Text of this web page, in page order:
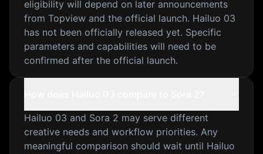
eligibility will depend on later announcements
from Topview and the official launch. Hailuo 03
has not been officially released yet. Specific
parameters and capabilities will need to be
confirmed after the official launch.
Hailuo 03 and Sora 2 may serve different
creative needs and workflow priorities. Any
meaningful comparison should wait until Hailuo